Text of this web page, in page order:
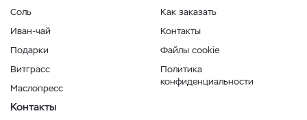
Соль
Иван-чай
Подарки
Витграсс
Маслопресс
Как заказать
Контакты
Файлы cookie
Политика
конфиденциальности
Контакты